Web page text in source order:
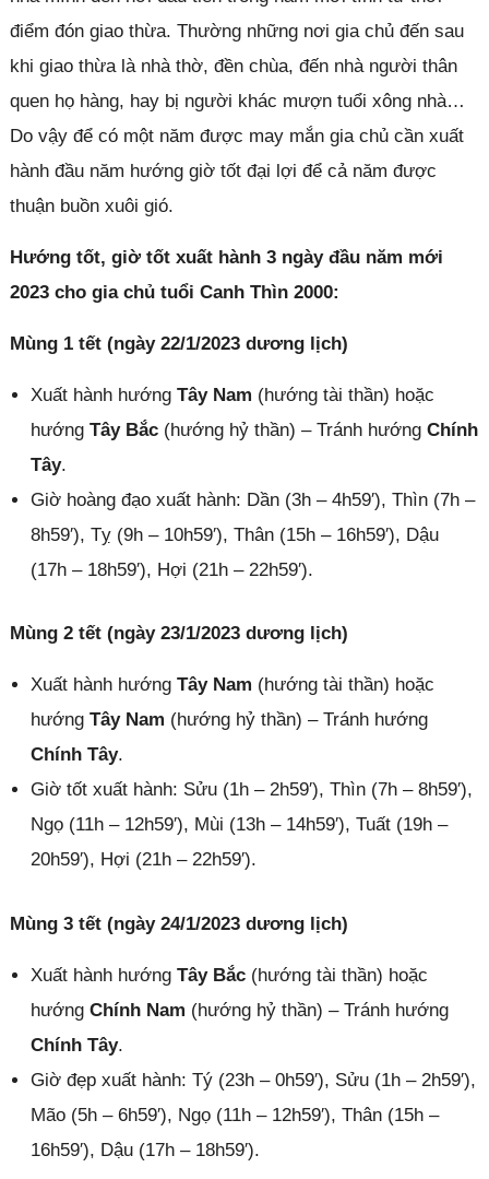
điểm đón giao thừa. Thường những nơi gia chủ đến sau
khi giao thừa là nhà thờ, đền chùa, đến nhà người thân
quen họ hàng, hay bị người khác mượn tuổi xông nhà…
Do vậy để có một năm được may mắn gia chủ cần xuất
hành đầu năm hướng giờ tốt đại lợi để cả năm được
thuận buồn xuôi gió.
Hướng tốt, giờ tốt xuất hành 3 ngày đầu năm mới
2023 cho gia chủ tuổi Canh Thìn 2000:
Mùng 1 tết (ngày 22/1/2023 dương lịch)
Xuất hành hướng Tây Nam (hướng tài thần) hoặc
hướng Tây Bắc(hướng hỷ thần) – Tránh hướng Chính
Tây.
Giờ hoàng đạo xuất hành: Dần (3h – 4h59′), Thìn (7h –
8h59′), Tỵ (9h – 10h59′), Thân (15h – 16h59′), Dậu
(17h – 18h59′), Hợi (21h – 22h59′).
Mùng 2 tết (ngày 23/1/2023 dương lịch)
Xuất hành hướng Tây Nam (hướng tài thần) hoặc
hướng Tây Nam (hướng hỷ thần) – Tránh hướng
Chính Tây.
Giờ tốt xuất hành: Sửu (1h – 2h59′), Thìn (7h – 8h59′),
Ngọ (11h – 12h59′), Mùi (13h – 14h59′), Tuất (19h –
20h59′), Hợi (21h – 22h59′).
Mùng 3 tết (ngày 24/1/2023 dương lịch)
Xuất hành hướng Tây Bắc(hướng tài thần) hoặc
hướng Chính Nam (hướng hỷ thần) – Tránh hướng
Chính Tây.
Giờ đẹp xuất hành: Tý (23h – 0h59′), Sửu (1h – 2h59′),
Mão (5h – 6h59′), Ngọ (11h – 12h59′), Thân (15h –
16h59′), Dậu (17h – 18h59′).